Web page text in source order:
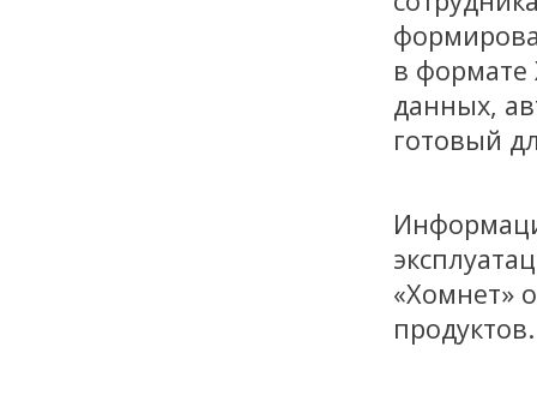
в формате
данных,
готовый
«Хомнет»
продуктов.